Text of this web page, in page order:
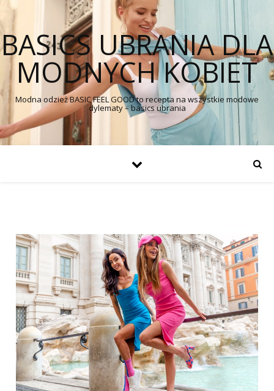
BASICS UBRANIA DLA
MODNYCH KOBIET
Modna odzież BASIC FEEL GOOD to recepta na wszystkie modowe
dylematy – basics ubrania